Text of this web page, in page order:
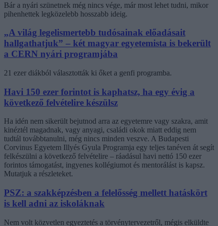
Bár a nyári szünetnek még nincs vége, már most lehet tudni, mikor
pihenhettek legközelebb hosszabb ideig.
„A világ legelismertebb tudósainak előadásait
hallgathatjuk” – két magyar egyetemista is bekerült
a CERN nyári programjába
21 ezer diákból választották ki őket a genfi programba.
Havi 150 ezer forintot is kaphatsz, ha egy évig a
következő felvételire készülsz
Ha idén nem sikerült bejutnod arra az egyetemre vagy szakra, amit
kinéztél magadnak, vagy anyagi, családi okok miatt eddig nem
tudtál továbbtanulni, még nincs minden veszve. A Budapesti
Corvinus Egyetem Illyés Gyula Programja egy teljes tanéven át segít
felkészülni a következő felvételire – ráadásul havi nettó 150 ezer
forintos támogatást, ingyenes kollégiumot és mentorálást is kapsz.
Mutatjuk a részleteket.
PSZ: a szakképzésben a felelősség mellett hatáskört
is kell adni az iskoláknak
Nem volt közvetlen egyeztetés a törvénytervezetről, mégis elküldte